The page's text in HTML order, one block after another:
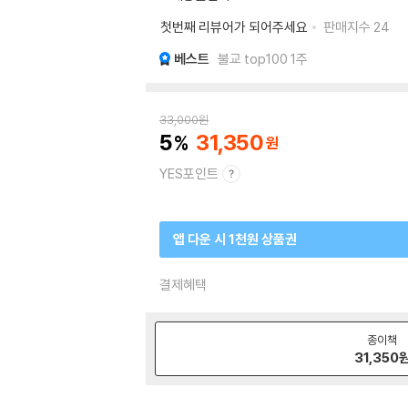
첫번째 리뷰어가 되어주세요
판매지수 24
베스트 불교 top100 1주
33,000원
5 31,350
YES포인트
앱 다운 시 1천원 상품권
결제혜택
종이책
31,350